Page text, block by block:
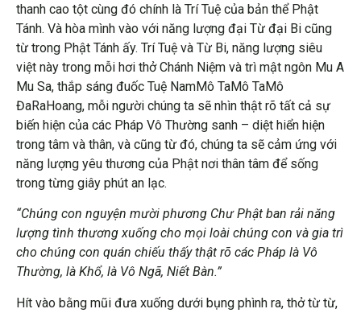
thanh cao tột cùng đó chính là Trí Tuệ của bản thể Phật
Tánh. Và hòa mình vào với năng lượng đại Từ đại Bi cũng
từ trong Phật Tánh ấy. Trí Tuệ và Từ Bi, năng lượng siêu
việt này trong mỗi hơi thở Chánh Niệm và trì mật ngôn Mu A
Mu Sa, thắp sáng đuốc Tuệ NamMô TaMô TaMô
ĐaRaHoang, mỗi người chúng ta sẽ nhìn thật rõ tất cả sự
biến hiện của các Pháp Vô Thường sanh – diệt hiển hiện
trong tâm và thân, và cũng từ đó, chúng ta sẽ cảm ứng với
năng lượng yêu thương của Phật nơi thân tâm để sống
trong từng giây phút an lạc.
“Chúng con nguyện mười phương Chư Phật ban rải năng
lượng tình thương xuống cho mọi loài chúng con và gia trì
cho chúng con quán chiếu thấy thật rõ các Pháp là Vô
Thường, là Khổ, là Vô Ngã, Niết Bàn.”
Hít vào bằng mũi đưa xuống dưới bụng phình ra, thở từ từ,